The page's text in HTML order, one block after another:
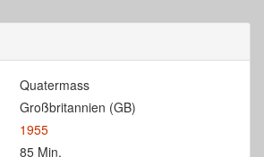
Quatermass
Großbritannien (GB)
1955
85 Min.